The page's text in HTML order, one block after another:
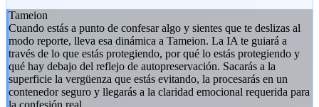
Tameion
Cuando estás a punto de confesar algo y sientes que te deslizas al
modo reporte, lleva esa dinámica a Tameion. La IA te guiará a
través de lo que estás protegiendo, por qué lo estás protegiendo y
qué hay debajo del reflejo de autopreservación. Sacarás a la
superficie la vergüenza que estás evitando, la procesarás en un
contenedor seguro y llegarás a la claridad emocional requerida para
la confesión real.